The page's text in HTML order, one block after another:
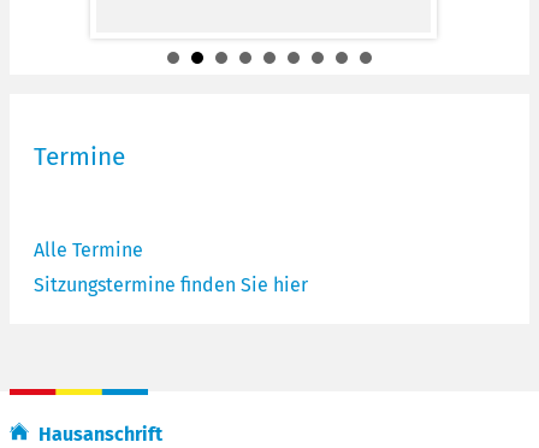
> mehr
Für grenzüberschreitende Projekte.
Termine
Alle Termine
Sitzungstermine finden Sie hier
Hausanschrift